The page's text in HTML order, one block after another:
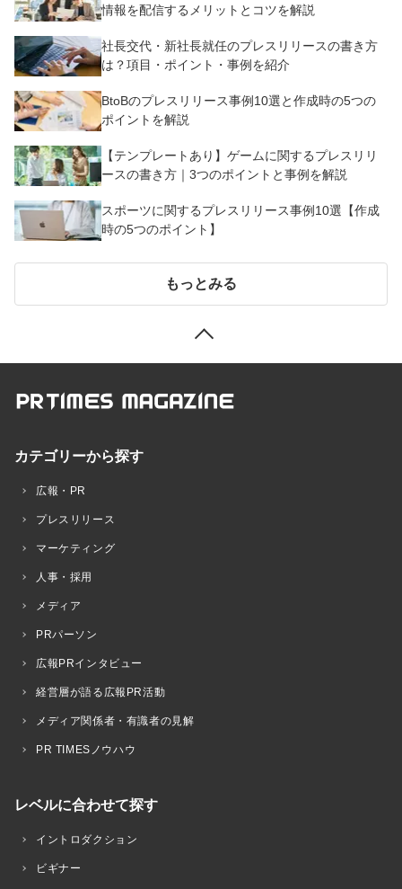
情報を配信するメリットとコツを解説
社長交代・新社長就任のプレスリリースの書き方
は？項目・ポイント・事例を紹介
BtoBのプレスリリース事例10選と作成時の5つの
ポイントを解説
【テンプレートあり】ゲームに関するプレスリリ
ースの書き方｜3つのポイントと事例を解説
スポーツに関するプレスリリース事例10選【作成
時の5つのポイント】
もっとみる
カテゴリーから探す
広報・PR
プレスリリース
マーケティング
人事・採用
メディア
PRパーソン
広報PRインタビュー
経営層が語る広報PR活動
メディア関係者・有識者の見解
PR TIMESノウハウ
レベルに合わせて探す
イントロダクション
ビギナー